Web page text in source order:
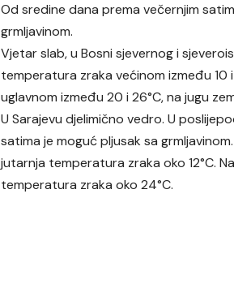
Od sredine dana prema večernjim
grmljavinom.
Vjetar slab, u Bosni sjevernog i
temperatura zraka većinom između 10
uglavnom između 20 i 26°C, na jugu
U Sarajevu djelimično vedro. U
satima je moguć pljusak sa grmljavinom.
jutarnja temperatura zraka oko 12°C.
temperatura zraka oko 24°C.